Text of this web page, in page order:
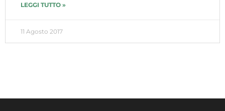
LEGGI TUTTO »
11 Agosto 2017